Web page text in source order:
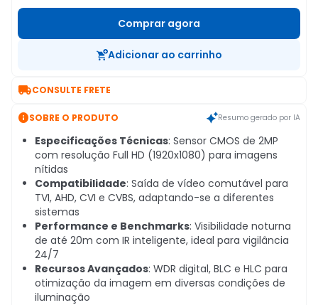
Comprar agora
Adicionar ao carrinho
CONSULTE FRETE
SOBRE O PRODUTO Resumo gerado por IA
Especificações Técnicas: Sensor CMOS de 2MP
com resolução Full HD (1920x1080) para imagens
nítidas
Compatibilidade: Saída de vídeo comutável para
TVI, AHD, CVI e CVBS, adaptando-se a diferentes
sistemas
Performance e Benchmarks: Visibilidade noturna
de até 20m com IR inteligente, ideal para vigilância
24/7
Recursos Avançados: WDR digital, BLC e HLC para
otimização da imagem em diversas condições de
iluminação